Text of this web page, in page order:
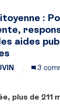
:
aides
3
plus de 211